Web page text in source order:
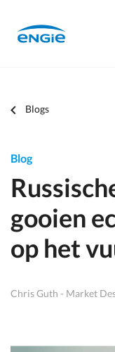
mainZoeken
Je
Blogs
Blog
gooien
op het
Chris Guth - Market